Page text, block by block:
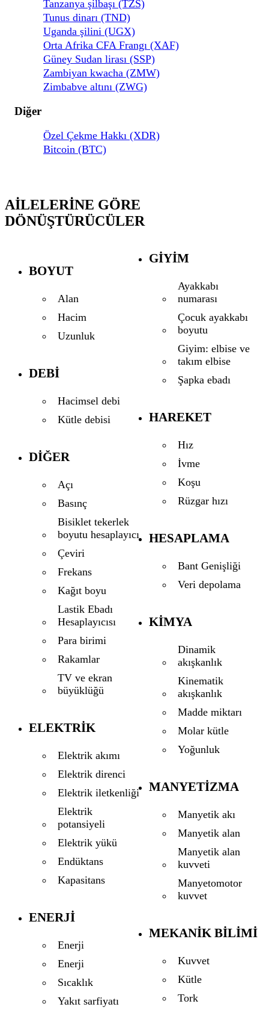
Tanzanya şilbaşı (TZS)
Tunus dinarı (TND)
Uganda şilini (UGX)
Orta Afrika CFA Frangı (XAF)
Güney Sudan lirası (SSP)
Zambiyan kwacha (ZMW)
Zimbabve altını (ZWG)
Diğer
Özel Çekme Hakkı (XDR)
Bitcoin (BTC)
AILELERINE GÖRE
DÖNÜŞTÜRÜCÜLER
BOYUT
Alan
Hacim
Uzunluk
DEBI
Hacimsel debi
Kütle debisi
DIĞER
Açı
Basınç
Bisiklet tekerlek
boyutu hesaplayıcı
Çeviri
Frekans
Kağıt boyu
Lastik Ebadı
Hesaplayıcısı
Para birimi
Rakamlar
TV ve ekran
büyüklüğü
ELEKTRIK
Elektrik akımı
Elektrik direnci
Elektrik iletkenliği
Elektrik
potansiyeli
Elektrik yükü
Endüktans
Kapasitans
ENERJI
Enerji
Enerji
Sıcaklık
Yakıt sarfiyatı
GIYIM
Ayakkabı
numarası
Çocuk ayakkabı
boyutu
Giyim: elbise ve
takım elbise
Şapka ebadı
HAREKET
Hız
İvme
Koşu
Rüzgar hızı
HESAPLAMA
Bant Genişliği
Veri depolama
KIMYA
Dinamik
akışkanlık
Kinematik
akışkanlık
Madde miktarı
Molar kütle
Yoğunluk
MANYETIZMA
Manyetik akı
Manyetik alan
Manyetik alan
kuvveti
Manyetomotor
kuvvet
MEKANIK BILIMI
Kuvvet
Kütle
Tork